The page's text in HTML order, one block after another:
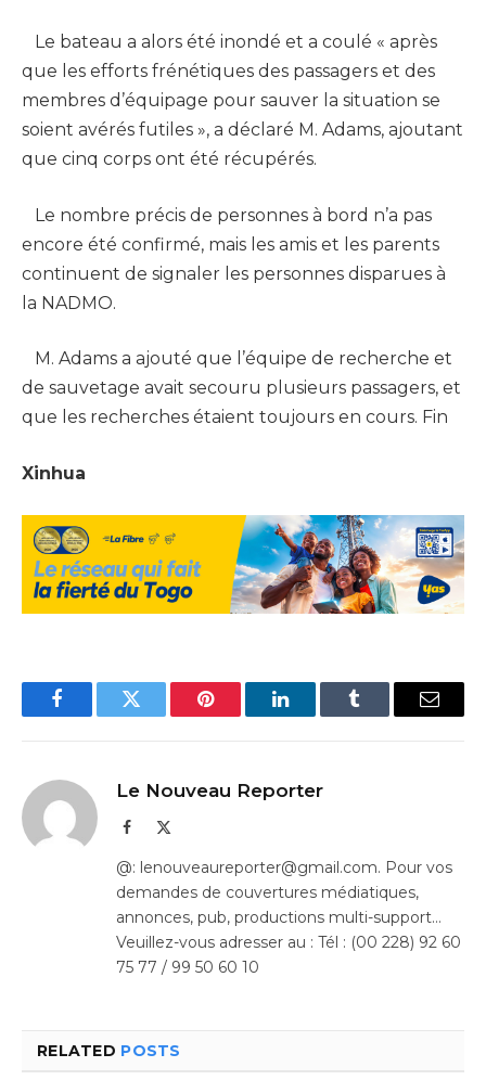
Le bateau a alors été inondé et a coulé « après
que les efforts frénétiques des passagers et des
membres d’équipage pour sauver la situation se
soient avérés futiles », a déclaré M. Adams, ajoutant
que cinq corps ont été récupérés.
Le nombre précis de personnes à bord n’a pas
encore été confirmé, mais les amis et les parents
continuent de signaler les personnes disparues à
la NADMO.
M. Adams a ajouté que l’équipe de recherche et
de sauvetage avait secouru plusieurs passagers, et
que les recherches étaient toujours en cours. Fin
Xinhua
FacebookTwitter Pinterest LinkedInTumblr Email
Le Nouveau Reporter
Facebook
@: lenouveaureporter@gmail.com. Pour vos
demandes de couvertures médiatiques,
annonces, pub, productions multi-support…
Veuillez-vous adresser au : Tél : (00 228) 92 60
75 77 / 99 50 60 10
RELATED POSTS